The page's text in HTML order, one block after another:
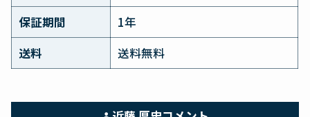
保証期間
1年
送料
送料無料